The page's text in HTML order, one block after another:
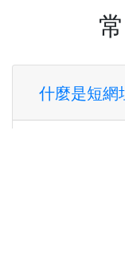
什麼是短網